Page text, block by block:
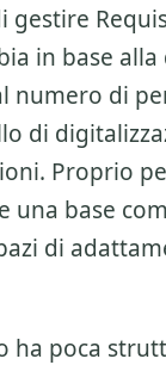
gestire
in base
numero di
di
Proprio
una base
di
ha poca